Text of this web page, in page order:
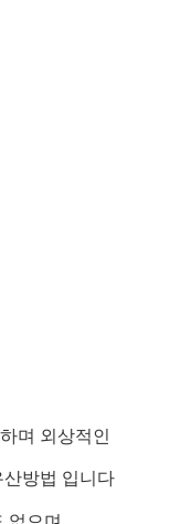
며 외상적인
방법 입니다